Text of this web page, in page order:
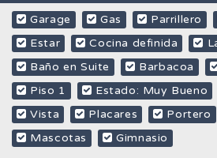
Garage
Gas Parrillero
Estar
Cocina definida
Baño en Suite
Barbacoa
Piso 1
Estado: Muy Bueno
Vista
Placares Portero
Mascotas
Gimnasio